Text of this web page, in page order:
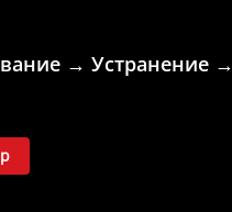
→ Устранение →